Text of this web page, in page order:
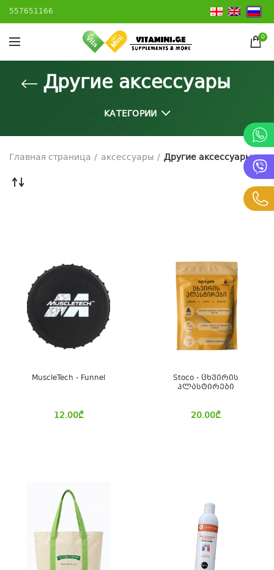
557651166
0
Другие аксессуары
КАТЕГОРИИ
Главная страница аксессуары Другие аксессуары
MuscleTech - Funnel
12.00₾
Stoco - ცხვირის
პლასტირები
20.00₾